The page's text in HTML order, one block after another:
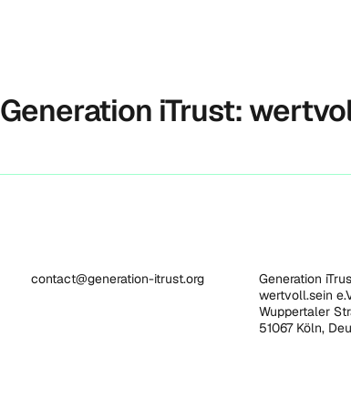
Generation iTrust:
contact@generation-itrust.org
Generation
wertvoll.sein
Wuppertaler
51067 Köln,